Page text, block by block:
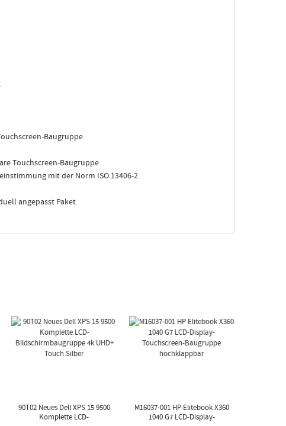
Baugruppe
Touchscreen-Baugruppe
mit der Norm ISO 13406-2.
angepasst Paket
90T02 Neues Dell XPS 15 9500
Komplette LCD-
M16037-001 HP Elitebook X360
1040 G7 LCD-Display-